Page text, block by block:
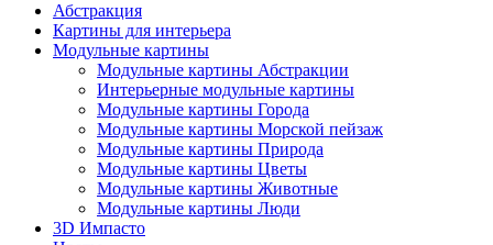
Абстракция
Картины для интерьера
Модульные картины
Модульные картины Абстракции
Интерьерные модульные картины
Модульные картины Города
Модульные картины Морской пейзаж
Модульные картины Природа
Модульные картины Цветы
Модульные картины Животные
Модульные картины Люди
3D Импасто